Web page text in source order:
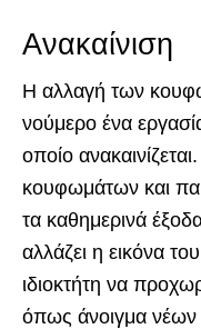
Ανακαίνιση
Η αλλαγή των
νούμερο ένα
οποίο
κουφωμάτων και
τα καθημερινά
αλλάζει η εικόνα
ιδιοκτήτη να
όπως άνοιγμα